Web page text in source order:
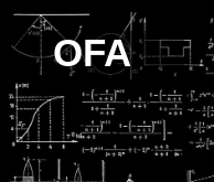
Immagine
OFA